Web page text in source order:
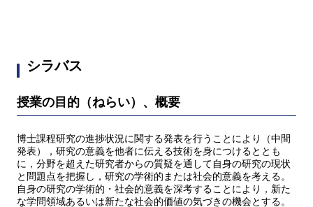
シラバス
授業の目的（ねらい）、概要
博士課程研究の進捗状況に関する発表を行うことにより（中間
発表），研究の意義を他者に伝える技術を身につけるととも
に，分野を超えた研究者からの質疑を通して自身の研究の現状
と問題点を把握し，研究の学術的または社会的意義を考える。
自身の研究の学術的・社会的意義を深考することにより，新た
な学問領域あるいは新たな社会的価値の気づきの機会とする。